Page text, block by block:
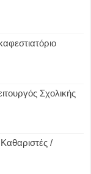
Σχολικής
/